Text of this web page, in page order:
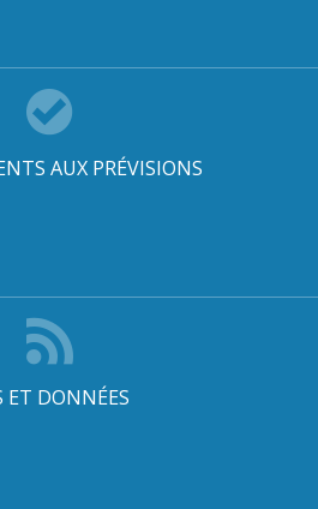
AUX PRÉVISIONS
ET DONNÉES